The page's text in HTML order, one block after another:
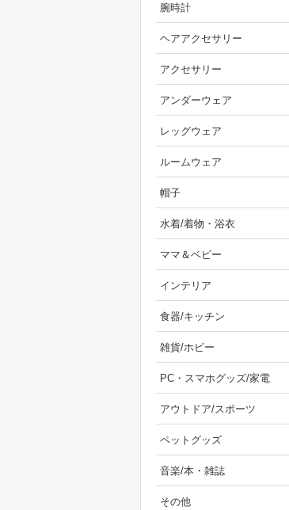
腕時計
ヘアアクセサリー
アクセサリー
アンダーウェア
レッグウェア
ルームウェア
帽子
水着/着物・浴衣
ママ＆ベビー
インテリア
食器/キッチン
雑貨/ホビー
PC・スマホグッズ/家電
アウトドア/スポーツ
ペットグッズ
音楽/本・雑誌
その他